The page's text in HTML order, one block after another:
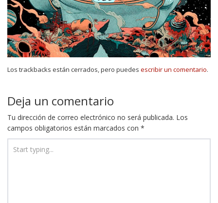
Los trackbacks están cerrados, pero puedes escribir un comentario.
Deja un comentario
Tu dirección de correo electrónico no será publicada. Los
campos obligatorios están marcados con *